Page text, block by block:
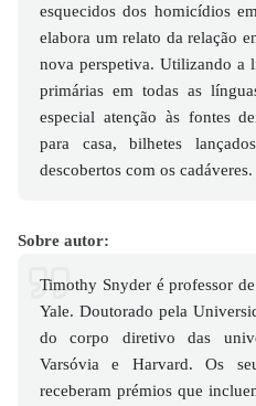
esquecidos dos homicídios
elabora um relato da relação
nova perspetiva. Utilizando a
primárias em todas as
especial atenção às fontes
para casa, bilhetes
descobertos com os cadáveres.
Sobre autor:
Timothy Snyder é professor
Yale. Doutorado pela
do corpo diretivo das
Varsóvia e Harvard. Os
receberam prémios que